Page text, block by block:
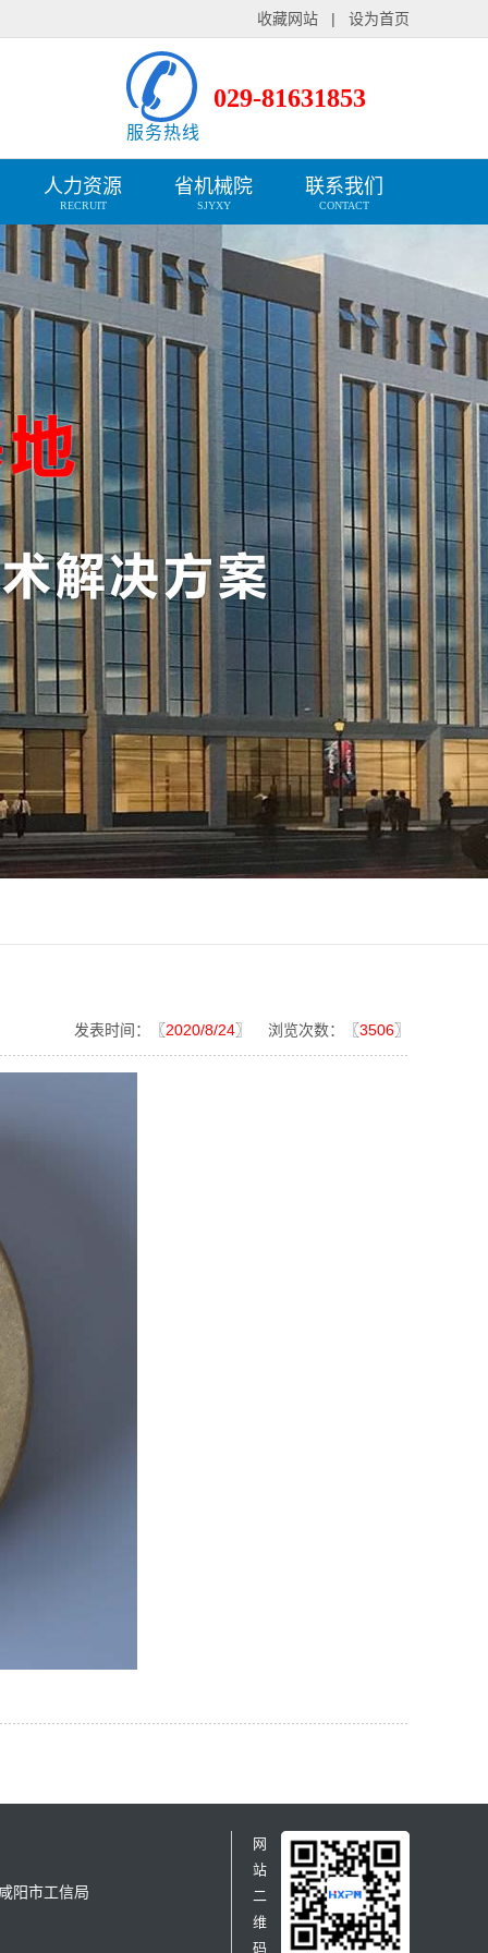
收藏网站 | 设为首页
服务热线
029-81631853
人力资源
RECRUIT
省机械院
SJYXY
联系我们
CONTACT
发表时间：〖2020/8/24〗 浏览次数：〖3506〗
阳市工信局
网
站
二
维
码